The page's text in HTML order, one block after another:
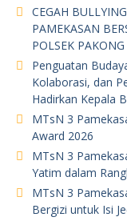
CEGAH
PAMEKASAN
POLSEK PAKONG
Penguatan
Kolaborasi, dan
Hadirkan Kepala
MTsN 3
Award 2026
MTsN 3
Yatim dalam
MTsN 3
Bergizi untuk Isi